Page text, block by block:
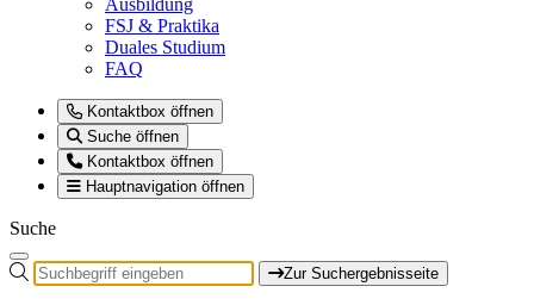
Ausbildung
FSJ & Praktika
Duales Studium
FAQ
Kontaktbox öffnen
Suche öffnen
Kontaktbox öffnen
Hauptnavigation öffnen
Suche
Zur Suchergebnisseite